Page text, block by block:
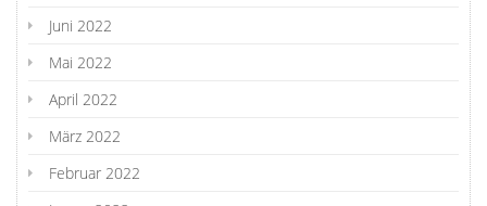
Juni 2022
Mai 2022
April 2022
März 2022
Februar 2022